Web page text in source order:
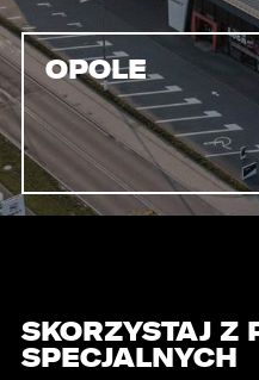
OPOLE
SKORZYSTAJ Z
SPECJALNYCH